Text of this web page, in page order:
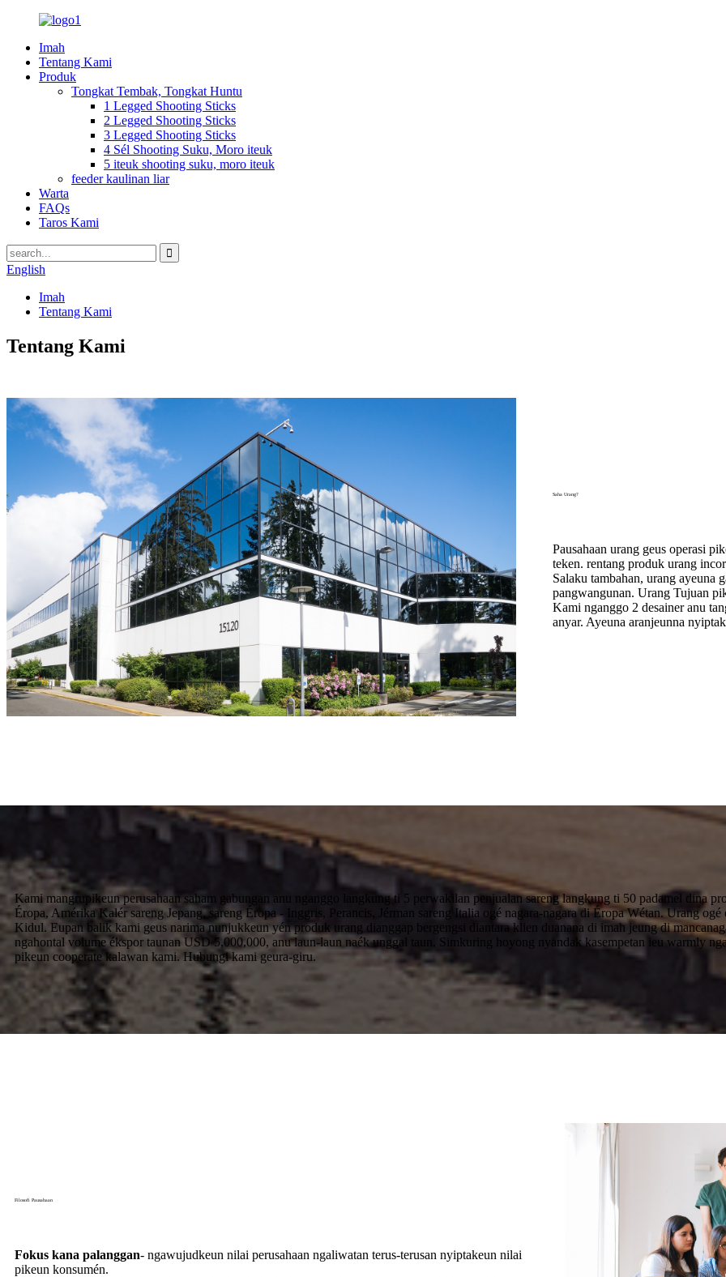
Imah
Tentang Kami
Produk
Tongkat Tembak, Tongkat Huntu
1 Legged Shooting Sticks
2 Legged Shooting Sticks
3 Legged Shooting Sticks
4 Sél Shooting Suku, Moro iteuk
5 iteuk shooting suku, moro iteuk
feeder kaulinan liar
Warta
FAQs
Taros Kami
English
Imah
Tentang Kami
Tentang Kami
Saha Urang?
Pausahaan urang geus operasi
teken. rentang produk urang
Salaku tambahan, urang ayeuna
pangwangunan. Urang Tujuan
Kami nganggo 2 desainer anu
anyar. Ayeuna aranjeunna
Kami mangrupikeun perusahaan saham gabungan anu nganggo langkung ti 5 perwakilan penjualan sareng langkung ti 50 padamel dina
Éropa, Amérika Kalér sareng Jepang, sareng Éropa - Inggris, Perancis, Jérman sareng Italia ogé nagara-nagara di Éropa Wétan. Urang
Kidul. Eupan balik kami geus narima nunjukkeun yén produk urang dianggap bergengsi diantara klien duanana di imah jeung di
ngahontal volume ékspor taunan USD 5,000,000, anu laun-laun naék unggal taun. Simkuring hoyong nyandak kasempetan ieu warmly
pikeun cooperate kalawan kami. Hubungi kami geura-giru.
Filosofi Pausahaan
Fokus kana palanggan- ngawujudkeun nilai perusahaan ngaliwatan terus-terusan nyiptakeun nilai
pikeun konsumén.